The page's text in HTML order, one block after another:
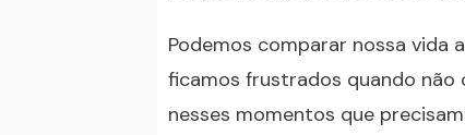
Podemos comparar nossa vida
ficamos frustrados quando não
nesses momentos que